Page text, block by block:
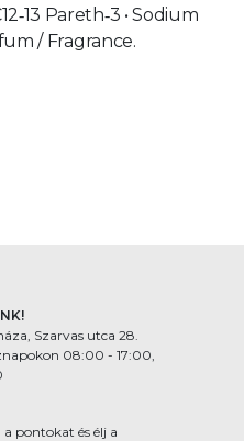
Pareth‑3 • Sodium
/ Fragrance.
Szarvas utca 28.
08:00 - 17:00,
pontokat és élj a